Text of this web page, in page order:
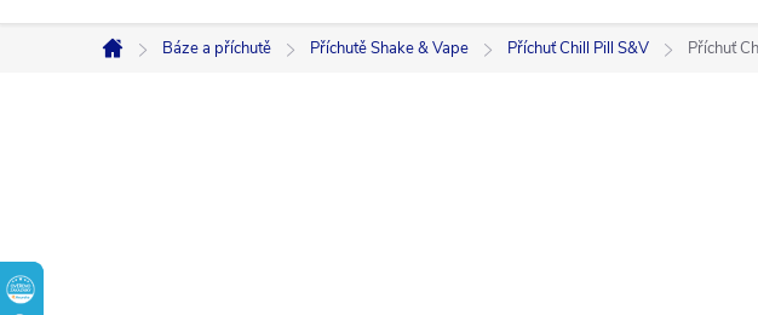
Domů
Báze a příchutě Příchutě Shake & Vape Příchuť Chill Pill S&V Příchuť